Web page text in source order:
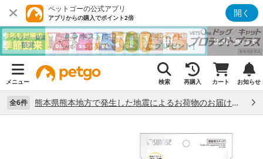
ペットゴーの公式アプリ
アプリからの購入でポイント2倍 開く
メニュー 検索 再購入 カート お知らせ
全6件 熊本県熊本地方で発生した地震によるお荷物のお届け状況について （7/28）